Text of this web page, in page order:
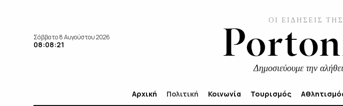
Σάββατο 8 Αυγούστου 2026
08:08:22
ΟΙ ΕΙΔΗΣΕΙΣ
Δημοσιεύουμε την
Αρχική Πολιτική Κοινωνία Τουρισμός